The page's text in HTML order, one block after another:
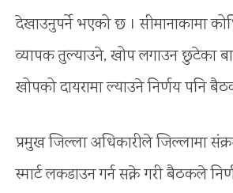
देखाउनुपर्ने भएको छ । सीमानाकामा
व्यापक तुल्याउने, खोप लगाउन छुटेका
खोपको दायरामा ल्याउने निर्णय पनि
प्रमुख जिल्ला अधिकारीले जिल्लामा
स्मार्ट लकडाउन गर्न सक्ने गरी बैठकले